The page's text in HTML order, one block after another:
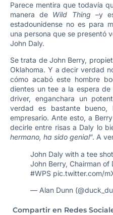
Parece mentira que todavía
manera de Wild Thing –y
estadounidense no es para
una persona que se presentó
John Daly.
Se trata de John Berry,
Oklahoma. Y a decir verdad
cómo acabó este hombre
dientes un tee a la espera
driver, enganchara un
verdad es bastante bueno,
empresario. Ante esto, a
decirle entre risas a Daly lo
hermano, ha sido genial”. A
John Daly with a tee
John Berry, Chairman of
#WPS pic.twitter.com/
— Alan Dunn
Compartir en Redes